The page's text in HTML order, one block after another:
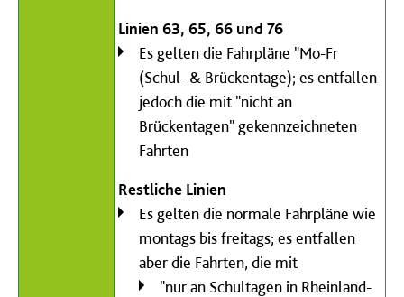
Linien 63, 65, 66 und 76
Es gelten die Fahrpläne "Mo-Fr
(Schul- & Brückentage); es entfallen
jedoch die mit "nicht an
Brückentagen" gekennzeichneten
Fahrten
Restliche Linien
Es gelten die normale Fahrpläne wie
montags bis freitags; es entfallen
aber die Fahrten, die mit
"nur an Schultagen in Rheinland-